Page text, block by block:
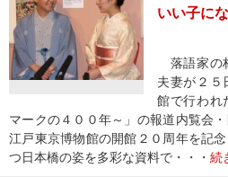
いい子にな
落語家の
夫妻が２５
館で行われ
マークの４００年～」の報道内覧会
江戸東京博物館の開館２０周年を記
つ日本橋の姿を多彩な資料で・・・ 続